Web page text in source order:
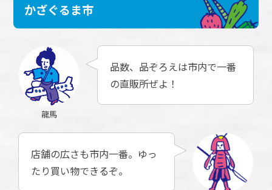
かざぐるま市
龍馬
品数、品ぞろえは市内で一番
の直販所ぜよ！
店舗の広さも市内一番。ゆっ
たり買い物できるぞ。